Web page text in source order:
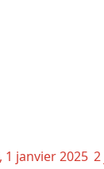
1 janvier 2025 2